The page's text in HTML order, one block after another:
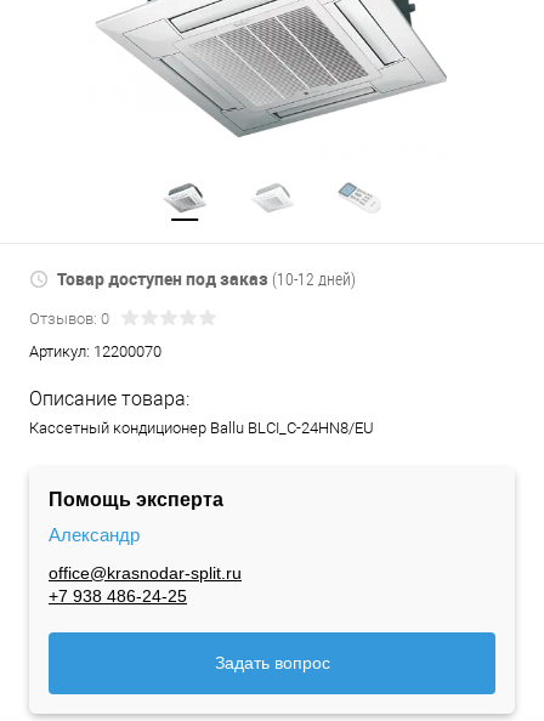
Товар доступен под заказ (10-12 дней)
Отзывов: 0
Артикул: 12200070
Описание товара:
Кассетный кондиционер Ballu BLCI_C-24HN8/EU
Помощь эксперта
Александр
office@krasnodar-split.ru
+7 938 486-24-25
Задать вопрос